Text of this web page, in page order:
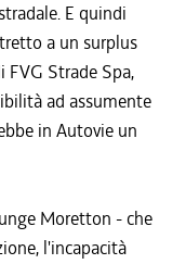
E quindi
a un surplus
FVG Strade Spa,
ad assumente
in Autovie un
Moretton - che
l'incapacità